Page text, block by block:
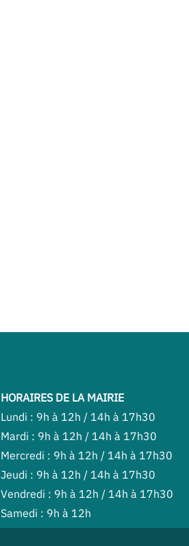
HORAIRES DE LA MAIRIE
Lundi : 9h à 12h / 14h à 17h30
Mardi : 9h à 12h / 14h à 17h30
Mercredi : 9h à 12h / 14h à 17h30
Jeudi : 9h à 12h / 14h à 17h30
Vendredi : 9h à 12h / 14h à 17h30
Samedi : 9h à 12h